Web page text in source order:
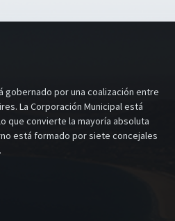
gobernado por una coalización entre
La Corporación Municipal está
que convierte la mayoría absoluta
está formado por siete concejales